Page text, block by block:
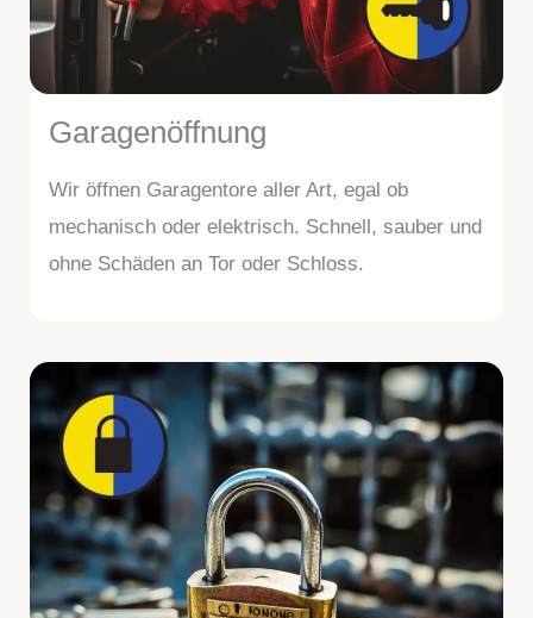
Garagenöffnung
Wir öffnen Garagentore aller Art, egal ob
mechanisch oder elektrisch. Schnell, sauber und
ohne Schäden an Tor oder Schloss.